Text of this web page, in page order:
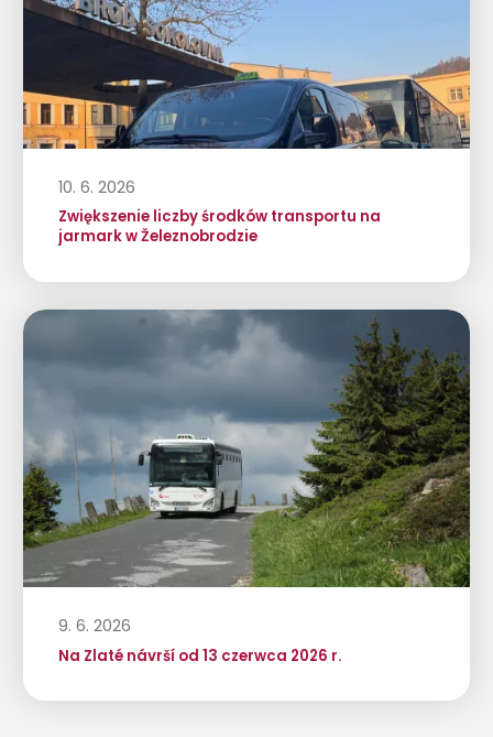
10. 6. 2026
Zwiększenie liczby środków transportu na
jarmark w Železnobrodzie
9. 6. 2026
Na Zlaté návrší od 13 czerwca 2026 r.